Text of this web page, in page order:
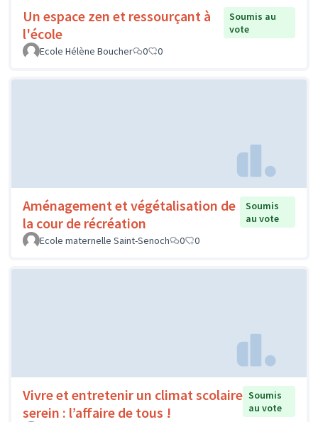
Un espace zen et ressourçant à
l'école
Soumis au
vote
Ecole Hélène Boucher
0 0
Aménagement et végétalisation de
la cour de récréation
Soumis
au vote
Ecole maternelle Saint-Senoch
0 0
Vivre et entretenir un climat scolaire
serein : l’affaire de tous !
Soumis
au vote